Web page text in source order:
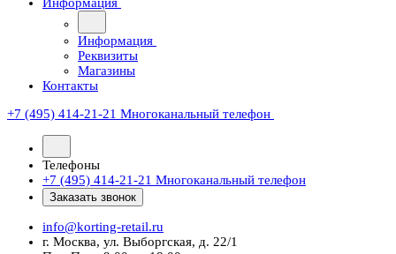
Информация
Реквизиты
Магазины
Контакты
+7 (495) 414-21-21 Многоканальный телефон
Телефоны
+7 (495) 414-21-21 Многоканальный телефон
Заказать звонок
info@korting-retail.ru
г. Москва, ул. Выборгская, д. 22/1